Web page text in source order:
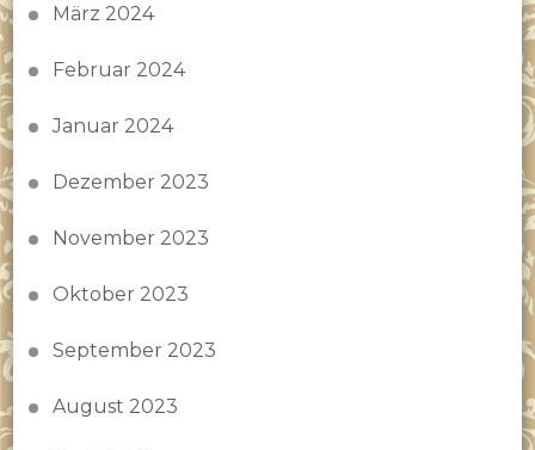
März 2024
Februar 2024
Januar 2024
Dezember 2023
November 2023
Oktober 2023
September 2023
August 2023